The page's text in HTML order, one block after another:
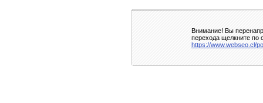
Внимание! Вы
перехода щелкните по
https://www.webseo.cl/